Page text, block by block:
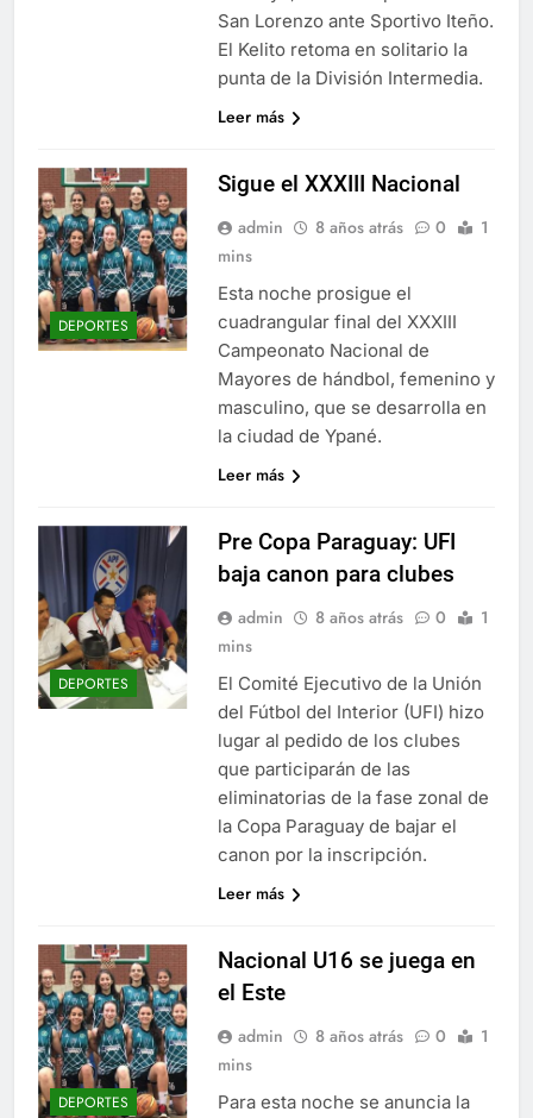
San Lorenzo ante Sportivo Iteño.
El Kelito retoma en solitario la
punta de la División Intermedia.
Leer más
DEPORTES
Sigue el XXXIII Nacional
admin 8 años atrás 0
1
mins
Esta noche prosigue el
cuadrangular final del XXXIII
Campeonato Nacional de
Mayores de hándbol, femenino y
masculino, que se desarrolla en
la ciudad de Ypané.
Leer más
DEPORTES
Pre Copa Paraguay: UFI
baja canon para clubes
admin 8 años atrás 0
1
mins
El Comité Ejecutivo de la Unión
del Fútbol del Interior (UFI) hizo
lugar al pedido de los clubes
que participarán de las
eliminatorias de la fase zonal de
la Copa Paraguay de bajar el
canon por la inscripción.
Leer más
DEPORTES
Nacional U16 se juega en
el Este
admin 8 años atrás 0
1
mins
Para esta noche se anuncia la